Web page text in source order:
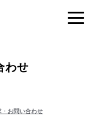
わせ
・お問い合わせ